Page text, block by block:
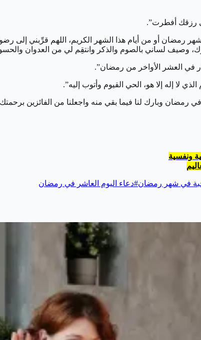
رزقك أفطرت”.
رمضان أو من أيام هذا الشهر الكريم، اللهم قرِّبني إلى
وصيف لساني بالصوم والذكر وانتقِم لي من العدوان
في العشر الأواخر من رمضان”.
لا إله إلا هو، الحي القيوم وأتوب إليه”.
في رمضان وبارك لنا فيما بقي منه واجعلنا من الفائزين
في شهر رمضان#دعاء اليوم العاشر في رمضان